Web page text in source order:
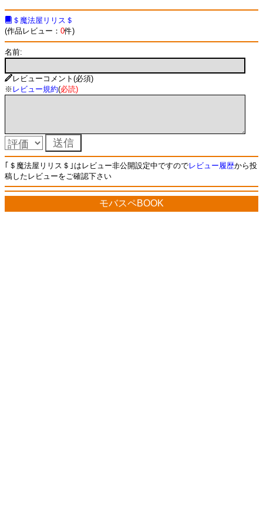
＄魔法屋リリス＄
(作品レビュー： 0件)
名前:
レビューコメント(必須)
※ レビュー規約(必読)
｢＄魔法屋リリス＄｣はレビュー非公開設定中ですのでレビュー履歴から投
稿したレビューをご確認下さい
モバスペBOOK